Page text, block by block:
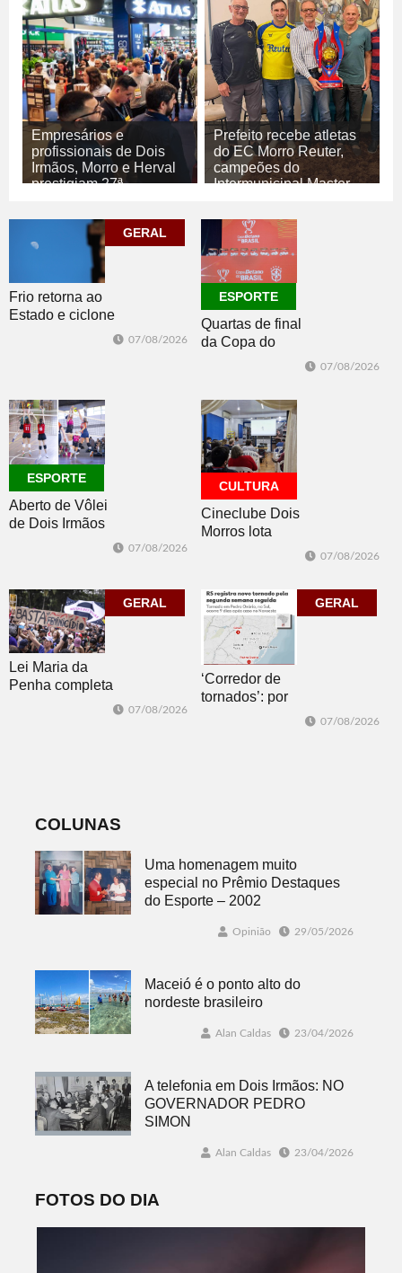
Empresários e
profissionais de Dois
Irmãos, Morro e Herval
prestigiam 27ª
07/08/2026
ECONOMIA
Prefeito recebe atletas
do EC Morro Reuter,
campeões do
Intermunicipal Master
07/08/2026
ESPORTE
GERAL
Frio retorna ao
Estado e ciclone
07/08/2026
ESPORTE
Quartas de final
da Copa do
Brasil 2026: veja
do sorteio
07/08/2026
ESPORTE
Aberto de Vôlei
de Dois Irmãos
jogos
07/08/2026
CULTURA
Cineclube Dois
Morros lota
corpo que cai”
07/08/2026
GERAL
Lei Maria da
Penha completa
07/08/2026
GERAL
‘Corredor de
tornados’: por
07/08/2026
COLUNAS
Uma homenagem muito
especial no Prêmio Destaques
do Esporte – 2002
Opinião 29/05/2026
Maceió é o ponto alto do
nordeste brasileiro
Alan Caldas 23/04/2026
A telefonia em Dois Irmãos: NO
GOVERNADOR PEDRO
SIMON
Alan Caldas 23/04/2026
FOTOS DO DIA